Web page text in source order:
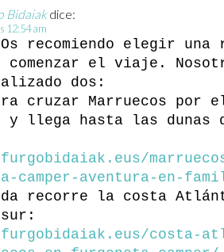
Bidaiakdice:
12:54 am
Os recomiendo elegir una
comenzar el viaje.
dos:
cruzar Marruecos por
llega hasta las dunas
camper-aventura-en-
recorre la costa
costa-